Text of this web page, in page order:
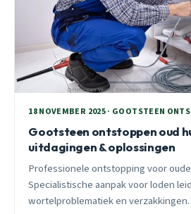
18 NOVEMBER 2025 · GOOTSTEEN
Gootsteen ontstoppen oud
uitdagingen & oplossingen
Professionele ontstopping voor
Specialistische aanpak voor loden
wortelproblematiek en